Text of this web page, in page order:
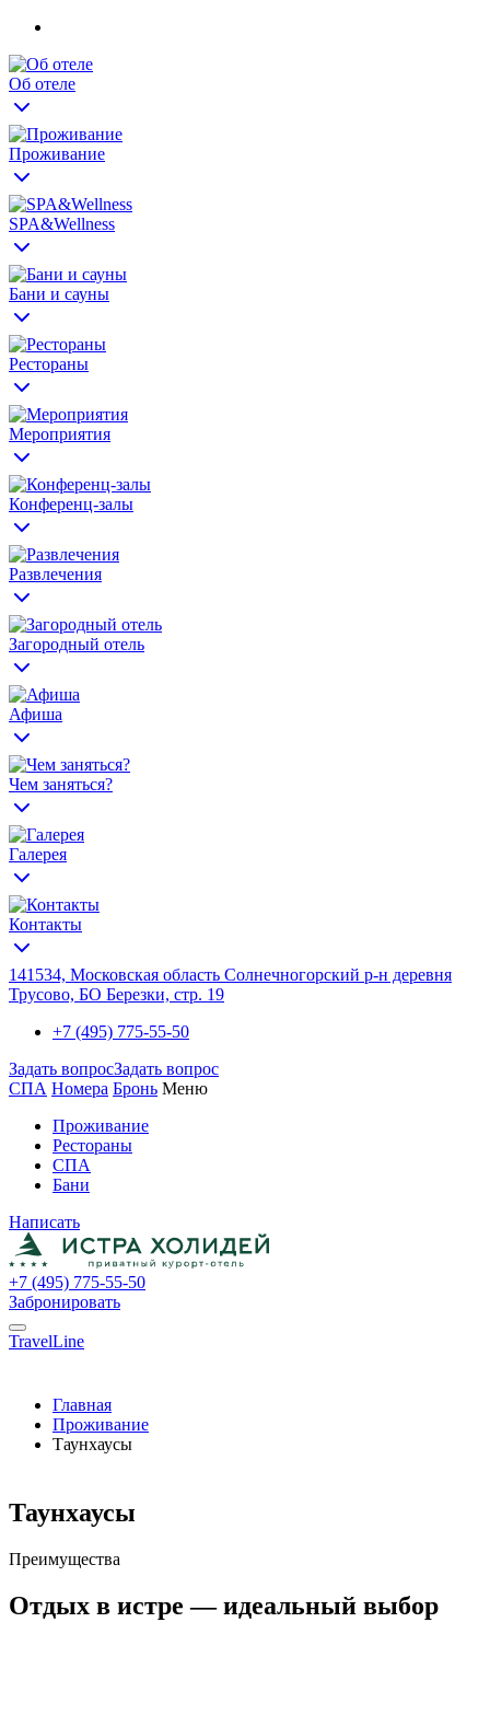
Об отеле
Проживание
SPA&Wellness
Бани и сауны
Рестораны
Мероприятия
Конференц-залы
Развлечения
Загородный отель
Афиша
Чем заняться?
Галерея
Контакты
141534, Московская область Солнечногорский р-н деревня
Трусово, БО Березки, стр. 19
+7 (495) 775-55-50
Задать вопросЗадать вопрос
СПА Номера Бронь Меню
Проживание
Рестораны
СПА
Бани
Написать
+7 (495) 775-55-50
Забронировать
TravelLine
Главная
Проживание
Таунхаусы
Таунхаусы
Преимущества
Отдых в истре — идеальный выбор